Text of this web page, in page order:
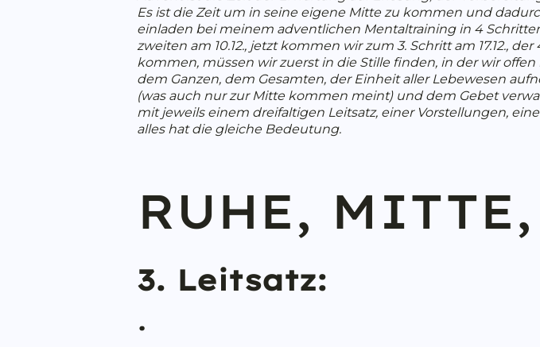
Es ist die Zeit um in seine eigene Mitte zu kommen und
einladen bei meinem adventlichen Mentaltraining in 4
zweiten am 10.12., jetzt kommen wir zum 3. Schritt am 17.12.,
kommen, müssen wir zuerst in die Stille finden, in der wir
dem Ganzen, dem Gesamten, der Einheit aller Lebewesen
(was auch nur zur Mitte kommen meint) und dem Gebet
mit jeweils einem dreifaltigen Leitsatz, einer Vorstellungen,
alles hat die gleiche Bedeutung.
RUHE,
3. Leitsatz:
.